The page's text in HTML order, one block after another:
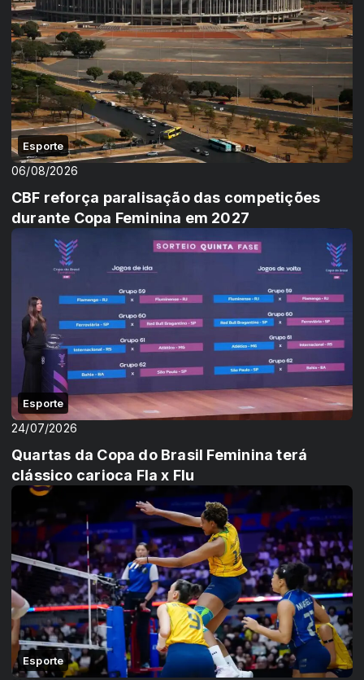
Esporte
06/08/2026
CBF reforça paralisação das competições
durante Copa Feminina em 2027
Esporte
24/07/2026
Quartas da Copa do Brasil Feminina terá
clássico carioca Fla x Flu
Esporte